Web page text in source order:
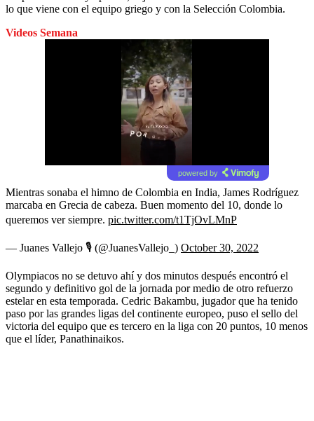
lo que viene con el equipo griego y con la Selección Colombia.
Videos Semana
powered by
Mientras sonaba el himno de Colombia en India, James Rodríguez
marcaba en Grecia de cabeza. Buen momento del 10, donde lo
queremos ver siempre. pic.twitter.com/t1TjOvLMnP
— Juanes Vallejo 🎙 (@JuanesVallejo_) October 30, 2022
Olympiacos no se detuvo ahí y dos minutos después encontró el
segundo y definitivo gol de la jornada por medio de otro refuerzo
estelar en esta temporada. Cedric Bakambu, jugador que ha tenido
paso por las grandes ligas del continente europeo, puso el sello del
victoria del equipo que es tercero en la liga con 20 puntos, 10 menos
que el líder, Panathinaikos.